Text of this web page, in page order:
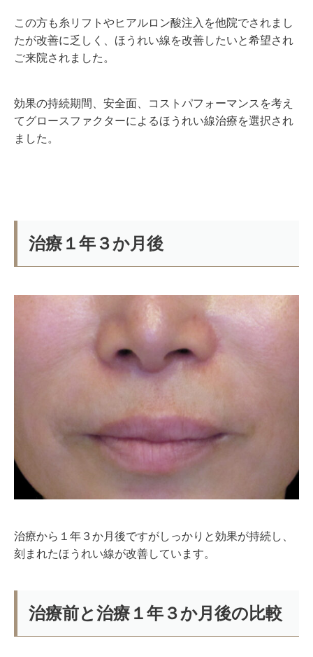
この方も糸リフトやヒアルロン酸注入を他院でされまし
たが改善に乏しく、ほうれい線を改善したいと希望され
ご来院されました。
効果の持続期間、安全面、コストパフォーマンスを考え
てグロースファクターによるほうれい線治療を選択され
ました。
治療１年３か月後
治療から１年３か月後ですがしっかりと効果が持続し、
刻まれたほうれい線が改善しています。
治療前と治療１年３か月後の比較